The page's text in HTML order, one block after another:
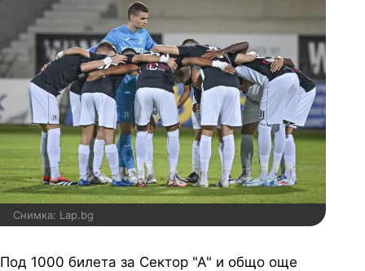
Снимка: Lap.bg
Под 1000 билета за Сектор "А" и общо още